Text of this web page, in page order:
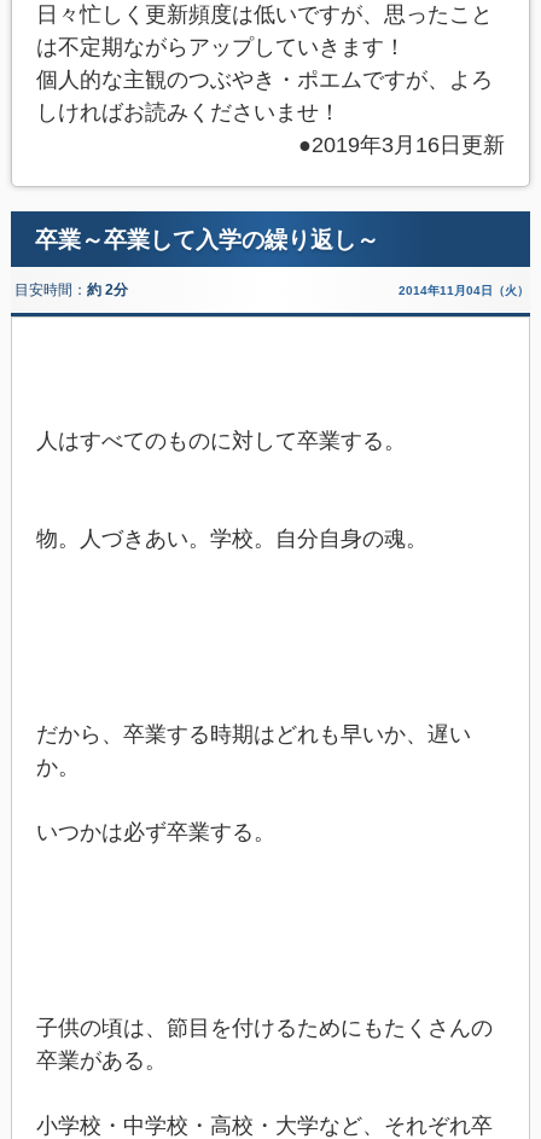
日々忙しく更新頻度は低いですが、思ったこと
は不定期ながらアップしていきます！
個人的な主観のつぶやき・ポエムですが、よろ
しければお読みくださいませ！
●2019年3月16日更新
卒業～卒業して入学の繰り返し～
目安時間： 約 2分 2014年11月04日（火）
人はすべてのものに対して卒業する。
物。人づきあい。学校。自分自身の魂。
だから、卒業する時期はどれも早いか、遅い
か。
いつかは必ず卒業する。
子供の頃は、節目を付けるためにもたくさんの
卒業がある。
小学校・中学校・高校・大学など、それぞれ卒